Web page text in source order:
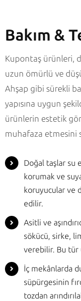
Bakım &
Kupontaş ürünleri,
uzun ömürlü ve
Ahşap gibi sürekli
yapısına uygun
ürünlerin estetik
muhafaza etmesini
Doğal taşlar su
korumak ve
koruyucular ve
edilir.
Asitli ve
sökücü, sirke,
verebilir. Bu tür
İç mekânlarda
süpürgesinin
tozdan